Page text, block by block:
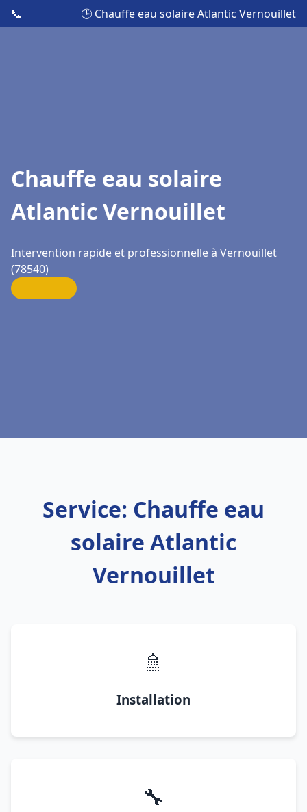
📞 🕒 Chauffe eau solaire Atlantic Vernouillet
Chauffe eau solaire
Atlantic Vernouillet
Intervention rapide et professionnelle à Vernouillet
(78540)
Service: Chauffe eau
solaire Atlantic
Vernouillet
🚿
Installation
🔧